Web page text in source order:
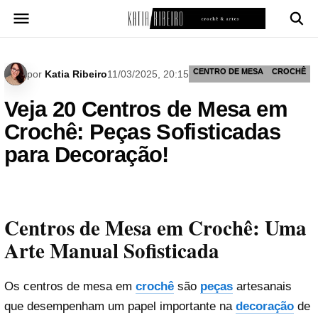
para
por Katia Ribeiro11/03/2025, 20:15 CENTRO DE MESA CROCHÊ
Veja 20 Centros de Mesa em
Crochê: Peças Sofisticadas
para Decoração!
Centros de Mesa em Crochê: Uma
Arte Manual Sofisticada
Os centros de mesa em crochê são peças artesanais
que desempenham um papel importante na decoração de